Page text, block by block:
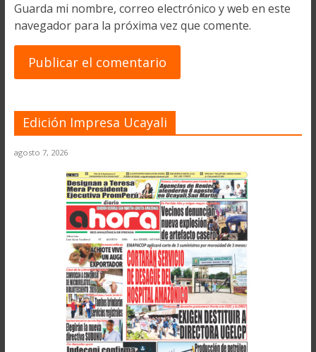
Guarda mi nombre, correo electrónico y web en este
navegador para la próxima vez que comente.
Edición Impresa Ucayali
agosto 7, 2026